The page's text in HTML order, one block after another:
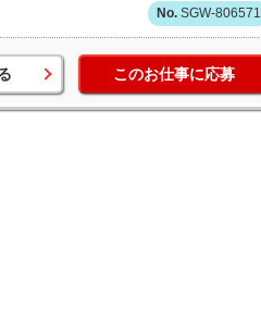
SGW-806571
このお仕事に応募